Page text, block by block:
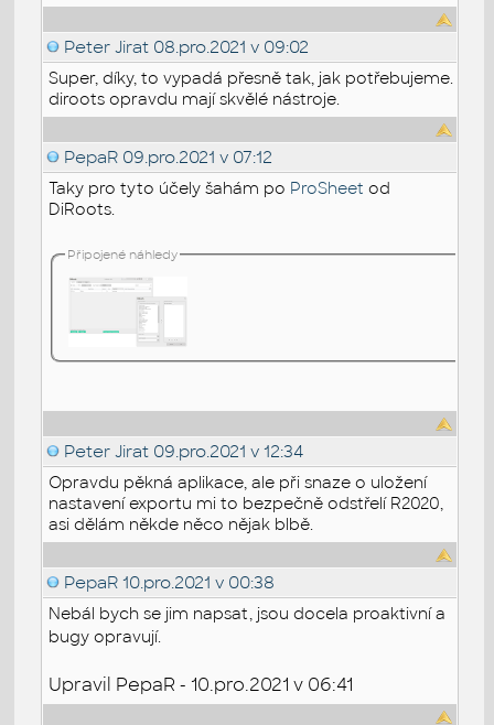
Peter Jirat 08.pro.2021 v 09:02
Super, díky, to vypadá přesně tak, jak potřebujeme.
diroots opravdu mají skvělé nástroje.
PepaR 09.pro.2021 v 07:12
Taky pro tyto účely šahám po ProSheet od
DiRoots.
Připojené náhledy
Peter Jirat 09.pro.2021 v 12:34
Opravdu pěkná aplikace, ale při snaze o uložení
nastavení exportu mi to bezpečně odstřelí R2020,
asi dělám někde něco nějak blbě.
PepaR 10.pro.2021 v 00:38
Nebál bych se jim napsat, jsou docela proaktivní a
bugy opravují.
Upravil PepaR - 10.pro.2021 v 06:41